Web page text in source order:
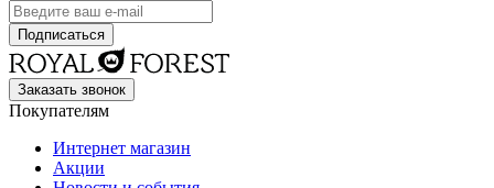
Заказать звонок
Покупателям
Интернет магазин
Акции